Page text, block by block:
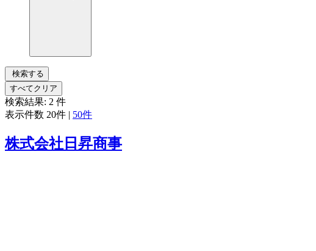
検索する
すべてクリア
検索結果: 2 件
表示件数 20件 | 50件
株式会社日昇商事